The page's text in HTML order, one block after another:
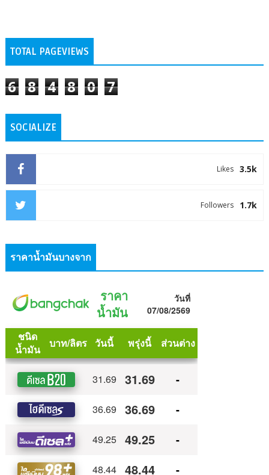
TOTAL PAGEVIEWS
6 8 4 8 0 7
SOCIALIZE
3.5k
Likes
1.7k
Followers
ราคาน้ำมันบางจาก